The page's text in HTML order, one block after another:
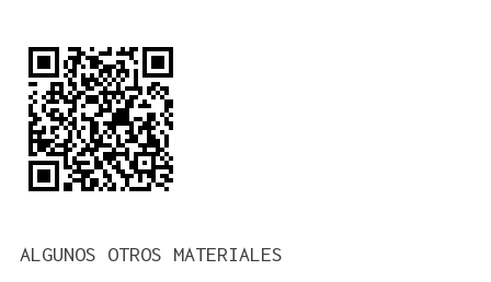
ALGUNOS OTROS MATERIALES